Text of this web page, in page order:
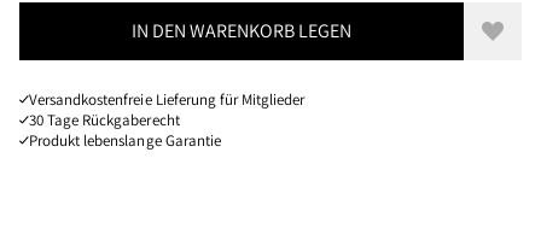
IN DEN WARENKORB LEGEN Zur
Versandkostenfreie Lieferung für Mitglieder
30 Tage Rückgaberecht
Produkt lebenslange Garantie